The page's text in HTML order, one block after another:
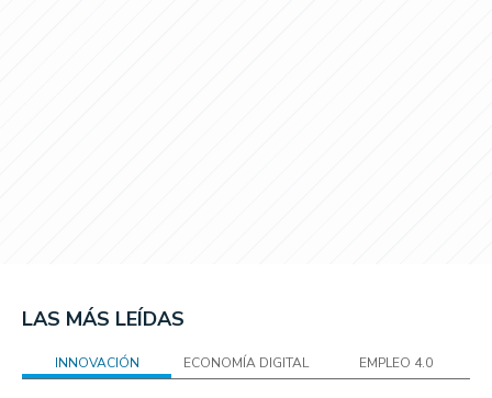
LAS MÁS LEÍDAS
INNOVACIÓN ECONOMÍA DIGITAL EMPLEO 4.0